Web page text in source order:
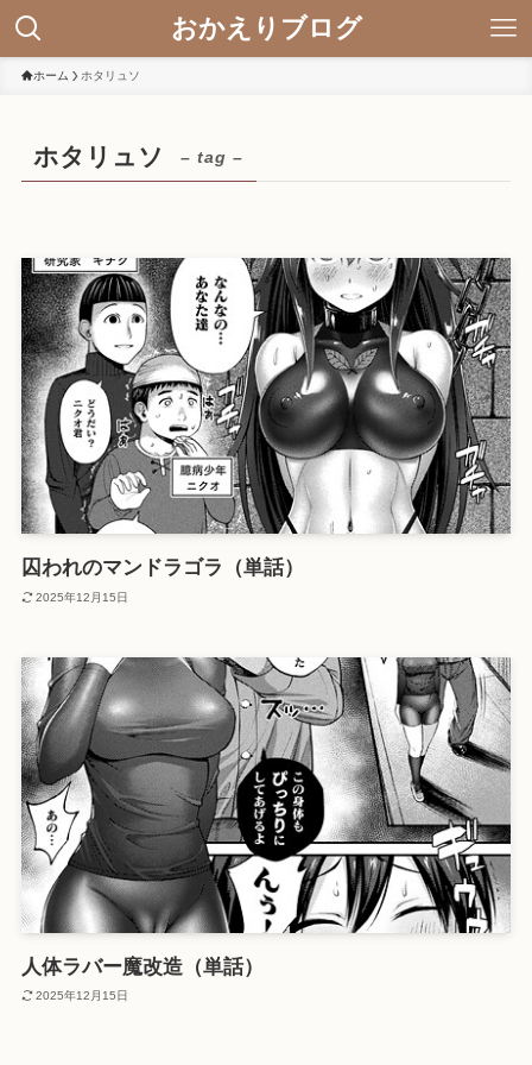
おかえりブログ
ホーム ホタリュソ
ホタリュソ – tag –
囚われのマンドラゴラ（単話）
2025年12月15日
人体ラバー魔改造（単話）
2025年12月15日